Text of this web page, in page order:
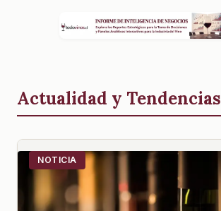
Actualidad y Tendencias
NOTICIA